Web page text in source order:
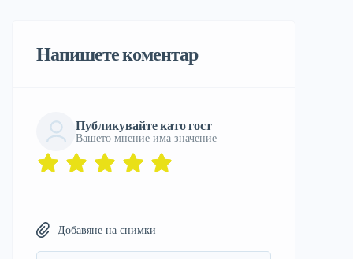
Напишете коментар
Публикувайте като гост
Вашето мнение има значение
Добавяне на снимки